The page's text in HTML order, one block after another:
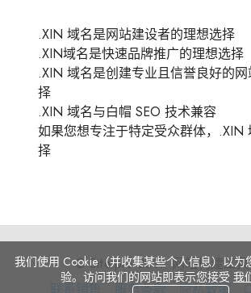
.XIN 域名是网站建设者的理想选择
.XIN域名是快速品牌推广的理想选择
.XIN 域名是创建专业且信誉良好的
择
.XIN 域名与白帽 SEO 技术兼容
如果您想专注于特定受众群体，.XIN
择
© Site.pro 2011. 网站构建工
联系销售 服
服务条款 隐
隐私政策
我们使用 Cookie（并收集某些个人信息）以为
验。访问我们的网站即表示您接受 我